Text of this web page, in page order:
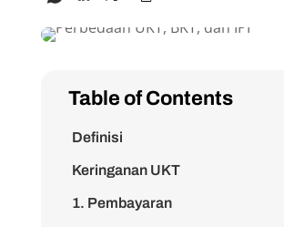
Table of Contents
Definisi
Keringanan UKT
1. Pembayaran